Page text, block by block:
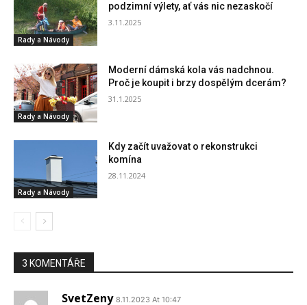
Rady a Návody
podzimní výlety, ať vás nic nezaskočí
3.11.2025
Rady a Návody
Moderní dámská kola vás nadchnou.
Proč je koupit i brzy dospělým dcerám?
31.1.2025
Rady a Návody
Kdy začít uvažovat o rekonstrukci
komína
28.11.2024
3 KOMENTÁŘE
SvetZeny 8.11.2023 At 10:47